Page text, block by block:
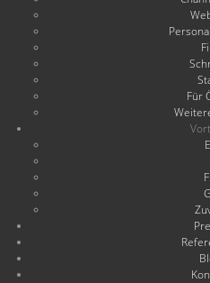
Für